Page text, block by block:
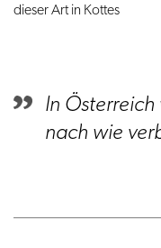
dieser Art in Kottes
In
nach wie